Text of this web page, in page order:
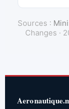
Sources :
Changes ·